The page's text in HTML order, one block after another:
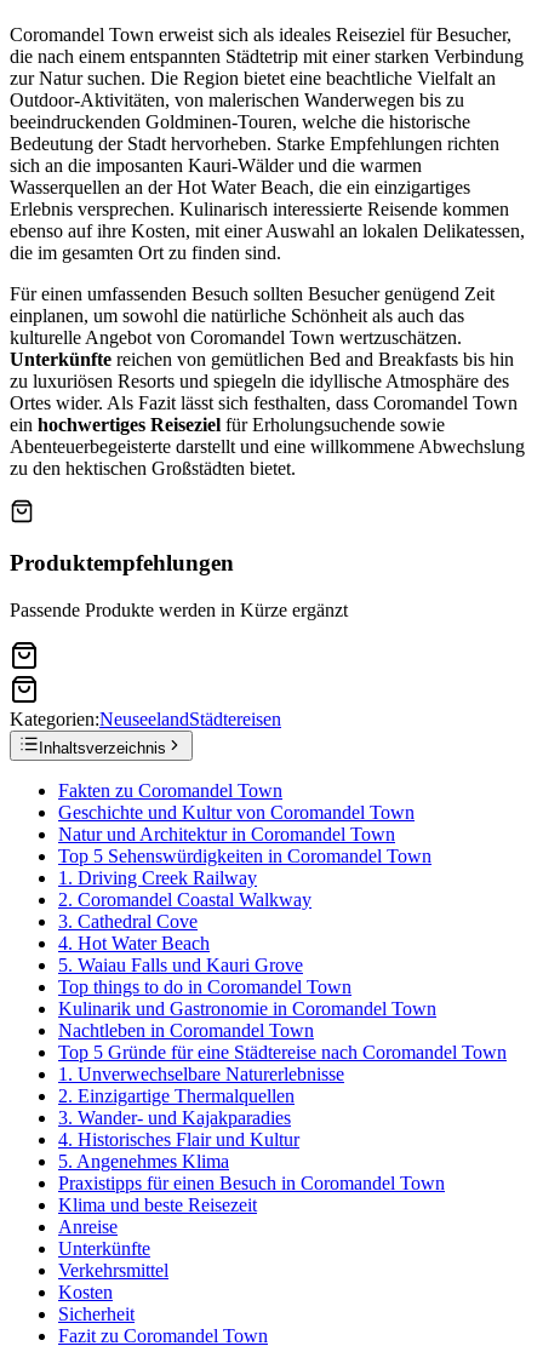
Coromandel Town erweist sich als ideales Reiseziel für Besucher,
die nach einem entspannten Städtetrip mit einer starken Verbindung
zur Natur suchen. Die Region bietet eine beachtliche Vielfalt an
Outdoor-Aktivitäten, von malerischen Wanderwegen bis zu
beeindruckenden Goldminen-Touren, welche die historische
Bedeutung der Stadt hervorheben. Starke Empfehlungen richten
sich an die imposanten Kauri-Wälder und die warmen
Wasserquellen an der Hot Water Beach, die ein einzigartiges
Erlebnis versprechen. Kulinarisch interessierte Reisende kommen
ebenso auf ihre Kosten, mit einer Auswahl an lokalen Delikatessen,
die im gesamten Ort zu finden sind.
Für einen umfassenden Besuch sollten Besucher genügend Zeit
einplanen, um sowohl die natürliche Schönheit als auch das
kulturelle Angebot von Coromandel Town wertzuschätzen.
Unterkünfte reichen von gemütlichen Bed and Breakfasts bis hin
zu luxuriösen Resorts und spiegeln die idyllische Atmosphäre des
Ortes wider. Als Fazit lässt sich festhalten, dass Coromandel Town
ein hochwertiges Reiseziel für Erholungsuchende sowie
Abenteuerbegeisterte darstellt und eine willkommene Abwechslung
zu den hektischen Großstädten bietet.
Produktempfehlungen
Passende Produkte werden in Kürze ergänzt
Kategorien:NeuseelandStädtereisen
Inhaltsverzeichnis
Fakten zu Coromandel Town
Geschichte und Kultur von Coromandel Town
Natur und Architektur in Coromandel Town
Top 5 Sehenswürdigkeiten in Coromandel Town
1. Driving Creek Railway
2. Coromandel Coastal Walkway
3. Cathedral Cove
4. Hot Water Beach
5. Waiau Falls und Kauri Grove
Top things to do in Coromandel Town
Kulinarik und Gastronomie in Coromandel Town
Nachtleben in Coromandel Town
Top 5 Gründe für eine Städtereise nach Coromandel Town
1. Unverwechselbare Naturerlebnisse
2. Einzigartige Thermalquellen
3. Wander- und Kajakparadies
4. Historisches Flair und Kultur
5. Angenehmes Klima
Praxistipps für einen Besuch in Coromandel Town
Klima und beste Reisezeit
Anreise
Unterkünfte
Verkehrsmittel
Kosten
Sicherheit
Fazit zu Coromandel Town